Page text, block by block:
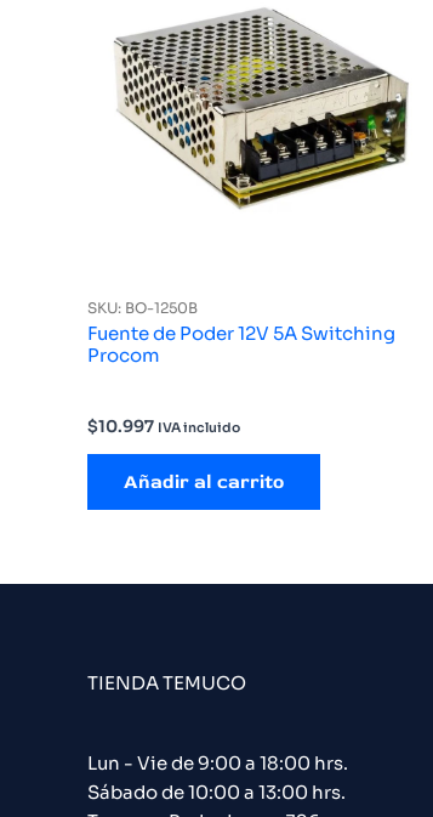
SKU: BO-1250B
Fuente de Poder 12V 5A Switching
Procom
$10.997 IVA incluido
Añadir al carrito
TIENDA TEMUCO
Lun - Vie de 9:00 a 18:00 hrs.
Sábado de 10:00 a 13:00 hrs.